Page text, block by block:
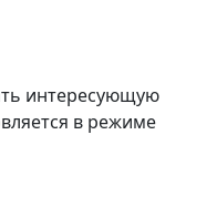
интересующую
в режиме